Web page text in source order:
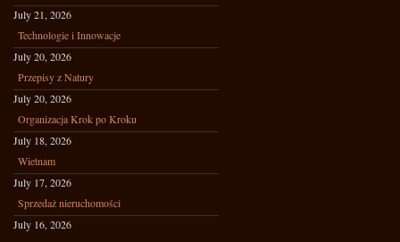
July 21, 2026
Technologie i Innowacje
July 20, 2026
Przepisy z Natury
July 20, 2026
Organizacja Krok po Kroku
July 18, 2026
Wietnam
July 17, 2026
Sprzedaż nieruchomości
July 16, 2026